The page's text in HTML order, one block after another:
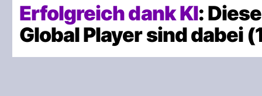
Erfolgreich dank KI: Diese
Global Player sind dabei